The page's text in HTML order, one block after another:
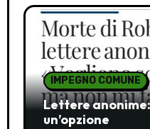
IMPEGNO COMUNE
Lettere
un’opzione